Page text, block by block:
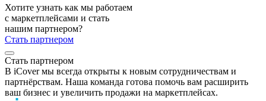
Хотите узнать как мы работаем
с маркетплейсами и стать
нашим партнером?
Стать партнером
Стать партнером
В iCover мы всегда открыты к новым сотрудничествам и
партнёрствам. Наша команда готова помочь вам расширить
ваш бизнес и увеличить продажи на маркетплейсах.